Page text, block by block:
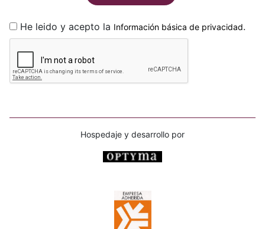
He leido y acepto la Información básica de privacidad.
Hospedaje y desarrollo por